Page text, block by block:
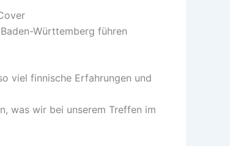
Württemberg führen
viel finnische Erfahrungen und
was wir bei unserem Treffen im